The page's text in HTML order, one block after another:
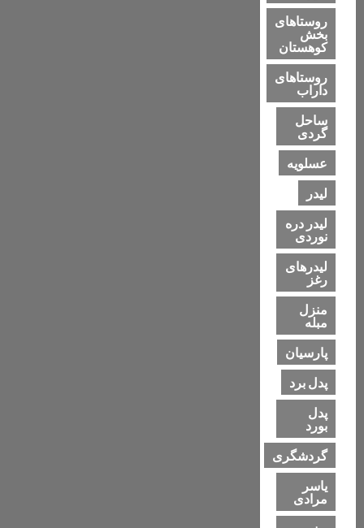
روستاهای
بخش
کوهستان
روستاهای
داراب
ساحل
گردی
عسلویه
لیدر
لیدر دره
نوردی
لیدرهای
رغز
منزل
مبله
پارسیان
پدل برد
پدل
بورد
گردشگری
یاسر
مرادی